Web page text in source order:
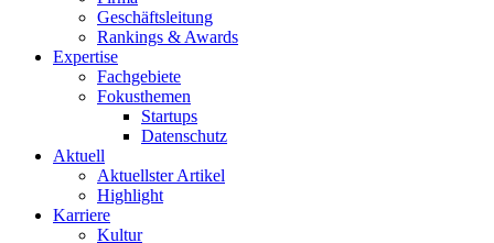
Geschäftsleitung
Rankings & Awards
Expertise
Fachgebiete
Fokusthemen
Startups
Datenschutz
Aktuell
Aktuellster Artikel
Highlight
Karriere
Kultur